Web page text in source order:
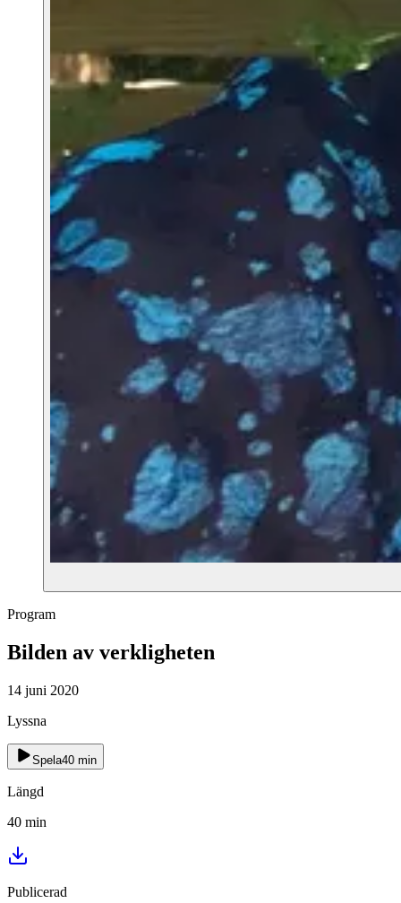
Program
Bilden av verkligheten
14 juni 2020
Lyssna
Spela40 min
Längd
40 min
Publicerad